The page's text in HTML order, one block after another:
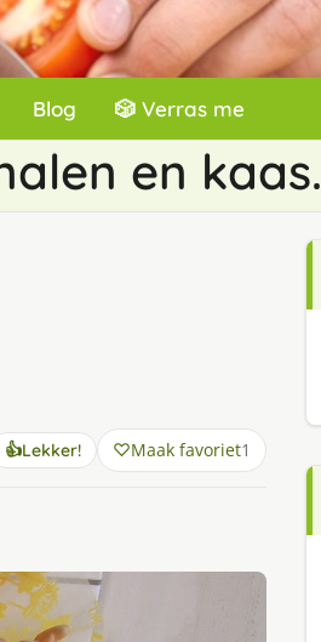
Blog 🎲 Verras me
en kaas.
👍Lekker! Maak favoriet1